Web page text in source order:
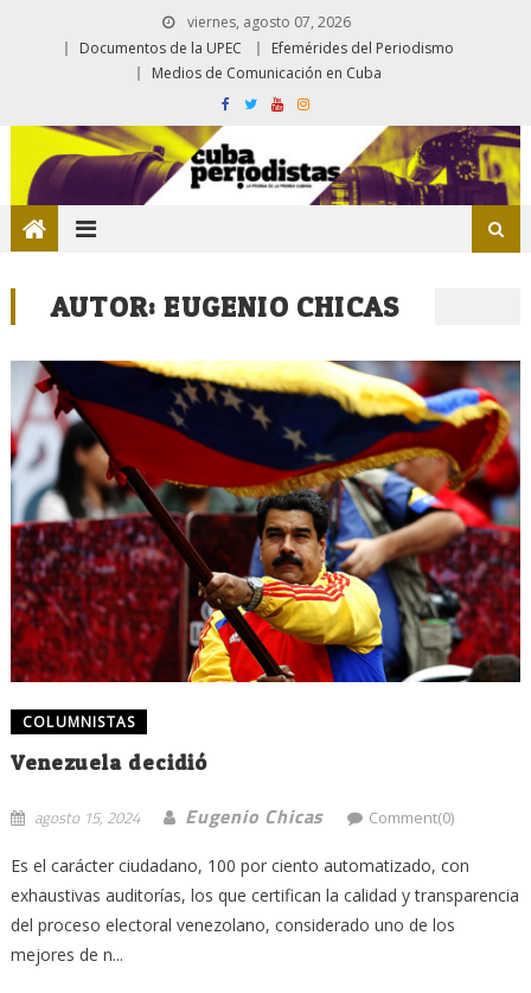
viernes, agosto 07, 2026
Documentos de la UPEC
Efemérides del Periodismo
Medios de Comunicación en Cuba
AUTOR:EUGENIO CHICAS
COLUMNISTAS
Venezuela decidió
agosto 15, 2024 Eugenio Chicas Comment(0)
Es el carácter ciudadano, 100 por ciento automatizado, con
exhaustivas auditorías, los que certifican la calidad y transparencia
del proceso electoral venezolano, considerado uno de los
mejores de n...